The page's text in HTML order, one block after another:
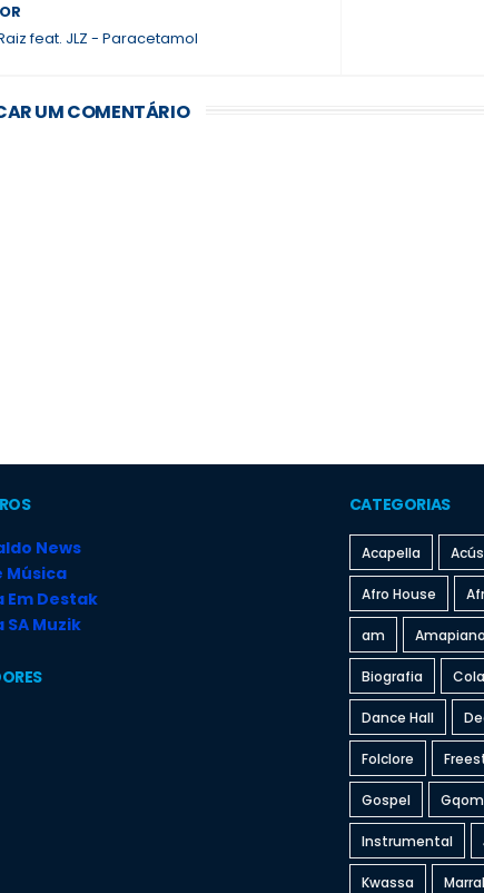
feat. JLZ - Paracetamol
UM COMENTÁRIO
News
Música
Em Destak
SA Muzik
CATEGORIAS
Acapella
Afro House
am Amapiano
Biografia
Dance Hall
Folclore
Gospel Gqom
Instrumental
Kwassa